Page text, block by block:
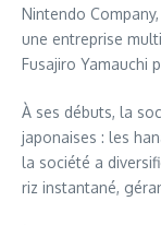
Nintendo
une entreprise
Fusajiro Yamauchi
À ses débuts, la
japonaises : les
la société a
riz instantané,